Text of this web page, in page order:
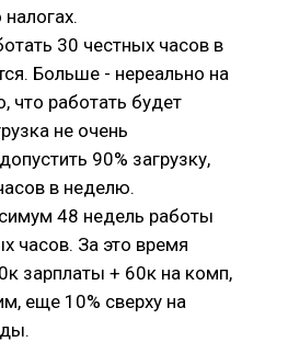
30 честных часов в
Больше - нереально на
что работать будет
не очень
90% загрузку,
в неделю.
48 недель работы
часов. За это время
зарплаты + 60к на комп,
еще 10% сверху на